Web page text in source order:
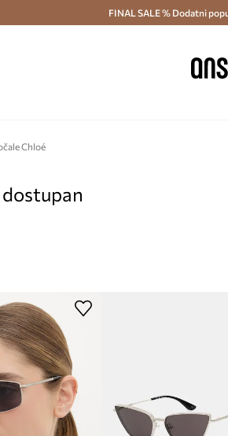
Besplatna dostava i povrat (od 70€) >
FINAL SALE % Dodatni
Chloé